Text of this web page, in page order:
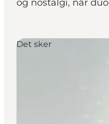
og nostalgi, når
Det sker